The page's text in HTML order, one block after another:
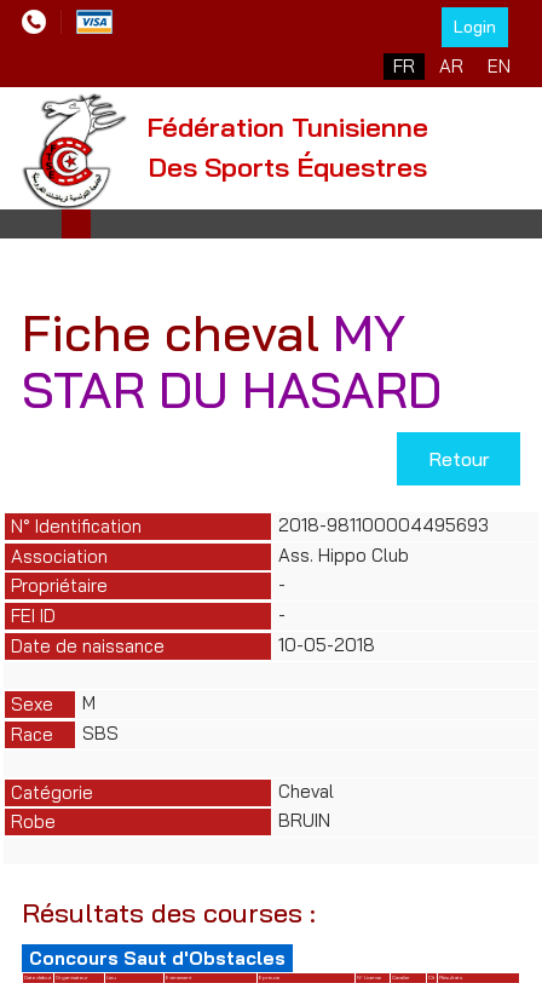
Login
Sélectionnez votre
FR AR EN
Fédération Tunisienne
Des Sports Équestres
Fiche cheval MY
STAR DU HASARD
Retour
N° Identification
2018-981100004495693
Association
Ass. Hippo Club
Propriétaire
-
FEI ID
-
Date de naissance
10-05-2018
Sexe
M
Race
SBS
Catégorie
Cheval
Robe
BRUIN
Résultats des courses :
Concours Saut d'Obstacles
Date début Organisateur Lieu Evènement Epreuve N° License Cavalier Clt
Résultats